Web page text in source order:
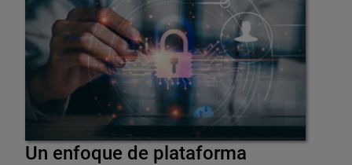
Un enfoque de plataforma